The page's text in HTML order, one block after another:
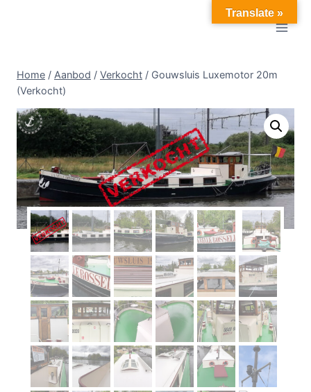
Home / Aanbod / Verkocht / Gouwsluis Luxemotor 20m
(Verkocht)
Translate »